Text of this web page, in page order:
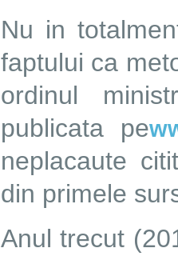
Nu in
faptului ca
ordinul
publicata pe
neplacaute
din primele
Anul trecut